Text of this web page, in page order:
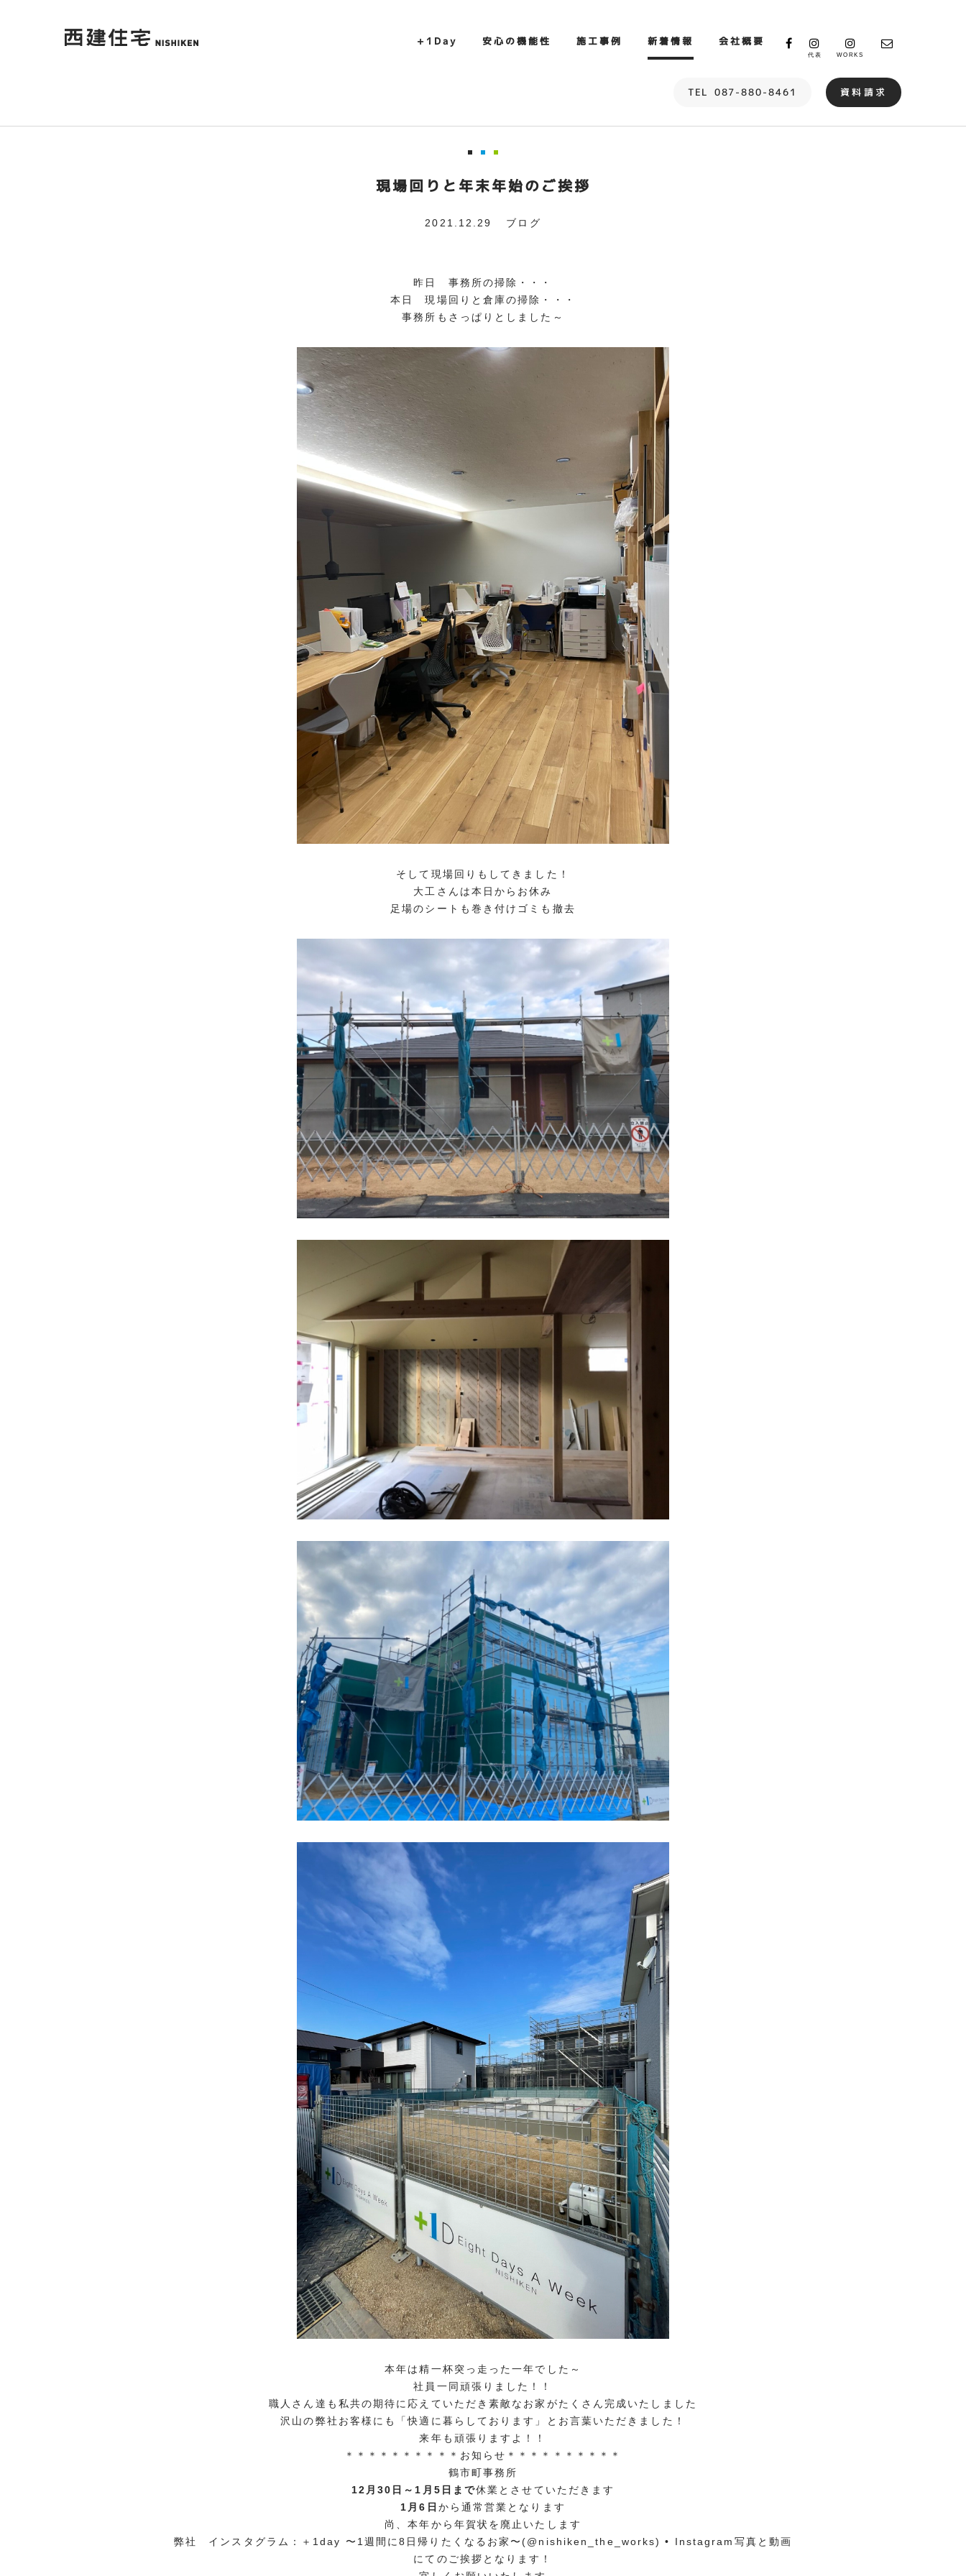
+1Day 安心の機能性 施工事例 新着情報 会社概要
代表 WORKS
TEL 087-880-8461 資料請求
現場回りと年末年始のご挨拶
2021.12.29 ブログ
昨日 事務所の掃除・・・
本日 現場回りと倉庫の掃除・・・
事務所もさっぱりとしました～
そして現場回りもしてきました！
大工さんは本日からお休み
足場のシートも巻き付けゴミも撤去
本年は精一杯突っ走った一年でした～
社員一同頑張りました！！
職人さん達も私共の期待に応えていただき素敵なお家がたくさん完成いたしました
沢山の弊社お客様にも「快適に暮らしております」とお言葉いただきました！
来年も頑張りますよ！！
＊＊＊＊＊＊＊＊＊＊お知らせ＊＊＊＊＊＊＊＊＊＊
鶴市町事務所
12月30日～1月5日まで休業とさせていただきます
1月6日 から通常営業となります
尚、本年から年賀状を廃止いたします
弊社 インスタグラム：
＋1day 〜1週間に8日帰りたくなるお家〜(@nishiken_the_works) • Instagram写真と動画
にてのご挨拶となります！